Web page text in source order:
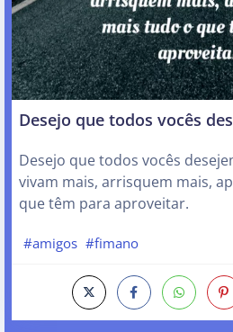
Desejo que todos vocês
Desejo que todos vocês
vivam mais, arrisquem mais,
que têm para aproveitar.
#amigos #fimano